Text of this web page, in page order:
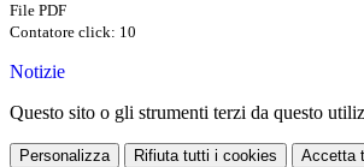
File PDF
Contatore click: 10
Notizie
Questo sito o gli strumenti terzi da questo
Personalizza Rifiuta tutti i cookies Accetta